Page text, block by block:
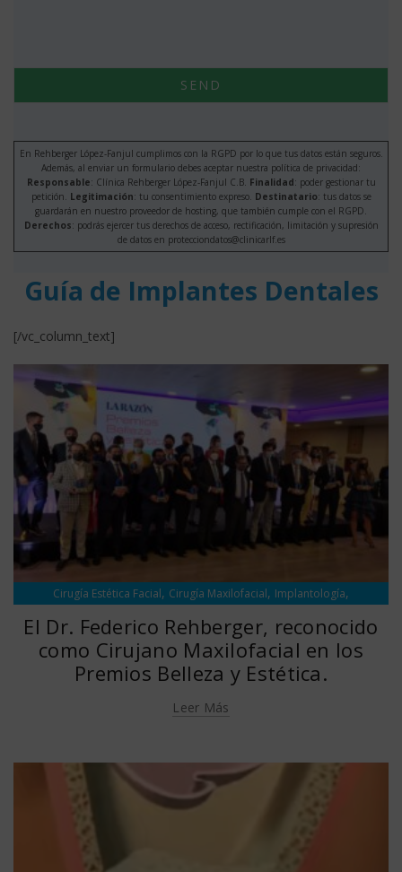
En Rehberger López-Fanjul cumplimos con la RGPD por lo que tus datos están seguros.
Además, al enviar un formulario debes aceptar nuestra política de privacidad:
Responsable: Clínica Rehberger López-Fanjul C.B. Finalidad: poder gestionar tu
petición. Legitimación: tu consentimiento expreso. Destinatario: tus datos se
guardarán en nuestro proveedor de hosting, que también cumple con el RGPD.
Derechos: podrás ejercer tus derechos de acceso, rectificación, limitación y supresión
de datos en protecciondatos@clinicarlf.es
Guía de Implantes Dentales
[/vc_column_text]
Cirugía Estética Facial, Cirugía Maxilofacial, Implantología,
El Dr. Federico Rehberger, reconocido
como Cirujano Maxilofacial en los
Premios Belleza y Estética.
Leer Más